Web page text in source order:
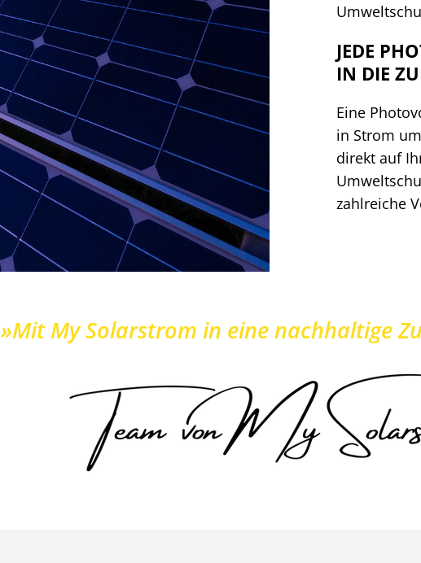
JEDE
IN DIE
Eine
in Strom
direkt auf
zahlreiche
»Mit My Solarstrom in eine nachhaltige